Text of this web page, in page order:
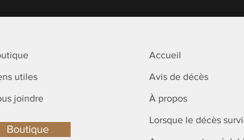
utiles
joindre
Boutique
Accueil
Avis de décès
À propos
Lorsque le décès